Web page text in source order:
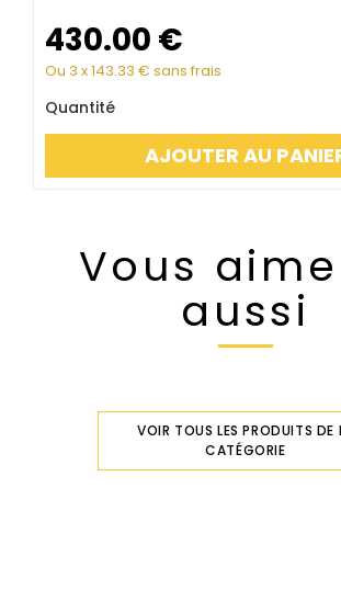
430.00 €
Ou 3 x143.33 € sans frais
Quantité
AJOUTER AU
Vous
aussi
VOIR TOUS LES PRODUITS DE
CATÉGORIE